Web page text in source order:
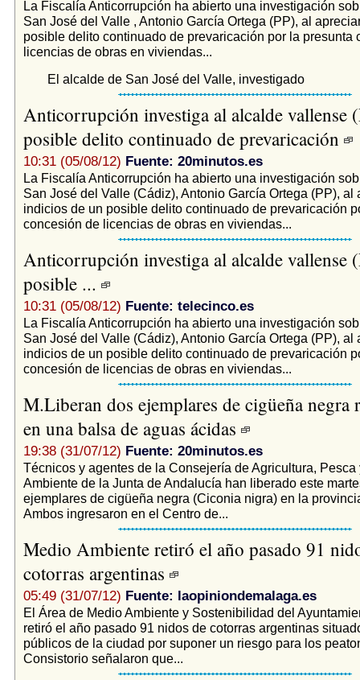
La Fiscalía Anticorrupción ha abierto una investigación
San José del Valle , Antonio García Ortega (PP), al
posible delito continuado de prevaricación por la presunta
licencias de obras en viviendas...
El alcalde de San José del Valle, investigado
Anticorrupción investiga al alcalde vallense
posible delito continuado de prevaricación
10:31 (05/08/12) Fuente: 20minutos.es
La Fiscalía Anticorrupción ha abierto una investigación
San José del Valle (Cádiz), Antonio García Ortega (PP), al
indicios de un posible delito continuado de prevaricación
concesión de licencias de obras en viviendas...
Anticorrupción investiga al alcalde vallense
posible ...
10:31 (05/08/12) Fuente: telecinco.es
La Fiscalía Anticorrupción ha abierto una investigación
San José del Valle (Cádiz), Antonio García Ortega (PP), al
indicios de un posible delito continuado de prevaricación
concesión de licencias de obras en viviendas...
M.Liberan dos ejemplares de cigüeña negra
en una balsa de aguas ácidas
19:38 (31/07/12) Fuente: 20minutos.es
Técnicos y agentes de la Consejería de Agricultura, Pesca
Ambiente de la Junta de Andalucía han liberado este
ejemplares de cigüeña negra (Ciconia nigra) en la
Ambos ingresaron en el Centro de...
Medio Ambiente retiró el año pasado 91
cotorras argentinas
05:49 (31/07/12) Fuente: laopiniondemalaga.es
El Área de Medio Ambiente y Sostenibilidad del
retiró el año pasado 91 nidos de cotorras argentinas
públicos de la ciudad por suponer un riesgo para los
Consistorio señalaron que...